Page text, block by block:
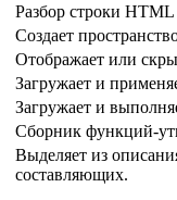
Разбор строки HTML
Создает
Отображает или
Загружает и
Загружает и
Сборник функций-
Выделяет из
составляющих.